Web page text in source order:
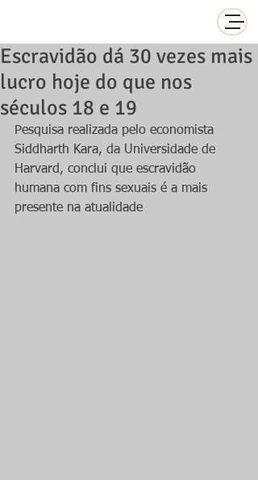
Escravidão dá 30 vezes mais
lucro hoje do que nos
séculos 18 e 19
Pesquisa realizada pelo economista
Siddharth Kara, da Universidade de
Harvard, conclui que escravidão
humana com fins sexuais é a mais
presente na atualidade